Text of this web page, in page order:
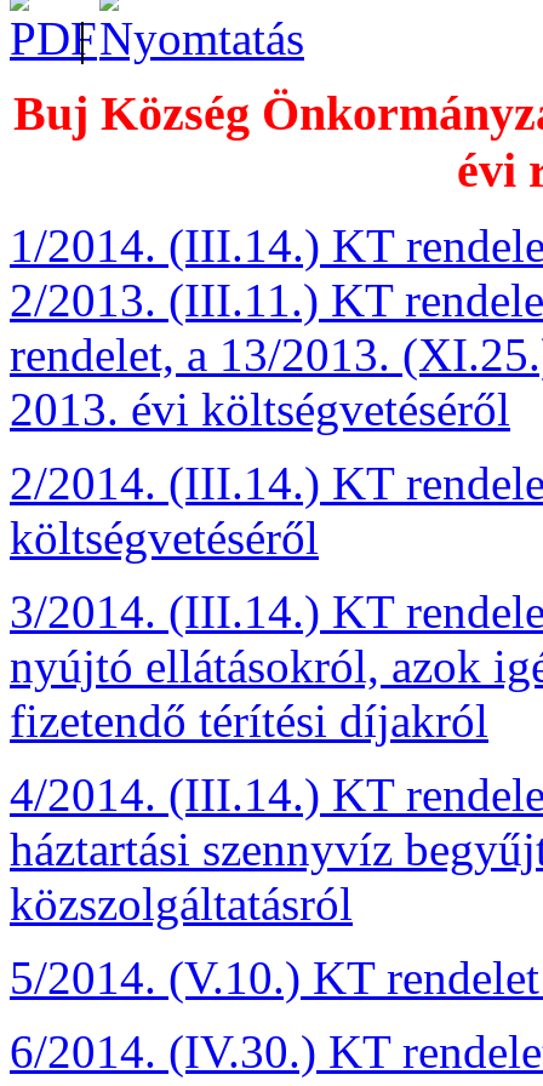
|
Buj Község
évi
1/2014. (III.14.) KT
2/2013. (III.11.) KT
rendelet, a 13/2013.
2013. évi költségvetéséről
2/2014. (III.14.) KT
költségvetéséről
3/2014. (III.14.) KT
nyújtó ellátásokról, azok
fizetendő térítési díjakról
4/2014. (III.14.) KT
háztartási szennyvíz
közszolgáltatásról
5/2014. (V.10.) KT
6/2014. (IV.30.) KT